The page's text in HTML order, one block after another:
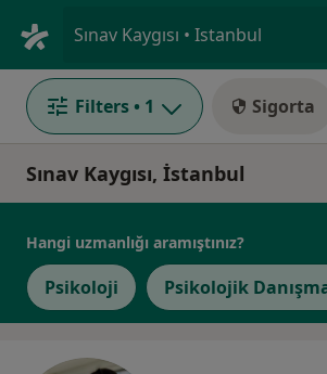
Sınav Kaygısı • Istanbul
Filters • 1 Sigorta
Sınav Kaygısı, İstanbul
Hangi uzmanlığı aramıştınız?
Psikoloji Psikolojik